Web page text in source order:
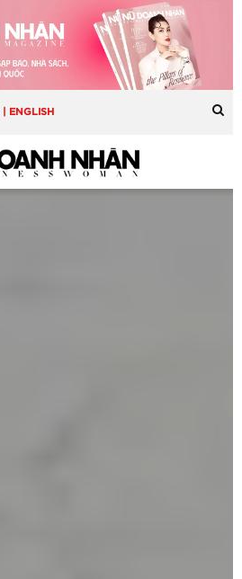
| ENGLISH